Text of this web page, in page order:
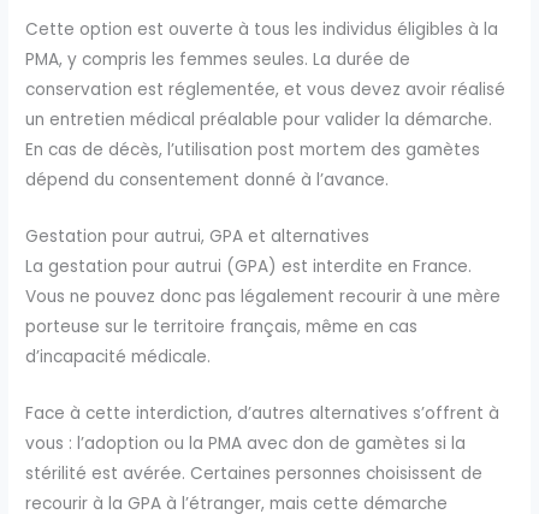
Cette option est ouverte à tous les individus éligibles à la
PMA, y compris les femmes seules. La durée de
conservation est réglementée, et vous devez avoir réalisé
un entretien médical préalable pour valider la démarche.
En cas de décès, l’utilisation post mortem des gamètes
dépend du consentement donné à l’avance.
Gestation pour autrui, GPA et alternatives
La gestation pour autrui (GPA) est interdite en France.
Vous ne pouvez donc pas légalement recourir à une mère
porteuse sur le territoire français, même en cas
d’incapacité médicale.
Face à cette interdiction, d’autres alternatives s’offrent à
vous : l’adoption ou la PMA avec don de gamètes si la
stérilité est avérée. Certaines personnes choisissent de
recourir à la GPA à l’étranger, mais cette démarche